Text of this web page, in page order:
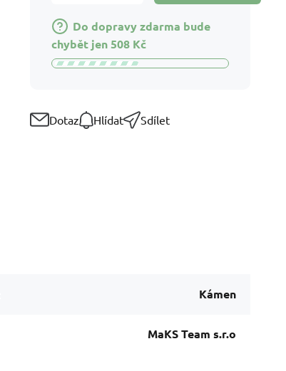
Do dopravy zdarma bude
chybět jen 508 Kč
Dotaz Hlídat Sdílet
Kámen
MaKS Team s.r.o